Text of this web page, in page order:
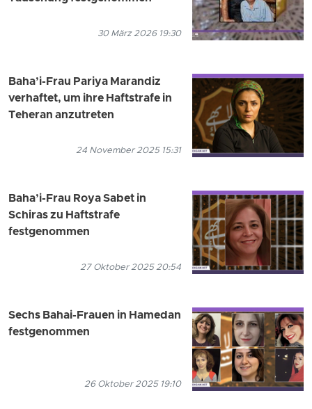
30 März 2026 19:30
Baha’i-Frau Pariya Marandiz
verhaftet, um ihre Haftstrafe in
Teheran anzutreten
24 November 2025 15:31
Baha’i-Frau Roya Sabet in
Schiras zu Haftstrafe
festgenommen
27 Oktober 2025 20:54
Sechs Bahai-Frauen in Hamedan
festgenommen
26 Oktober 2025 19:10